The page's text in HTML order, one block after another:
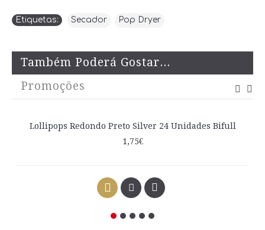
Etiquetas: Secador Pop Dryer
Também Poderá Gostar...
Promoções
Lollipops Redondo Preto Silver 24 Unidades Bifull
1,75€